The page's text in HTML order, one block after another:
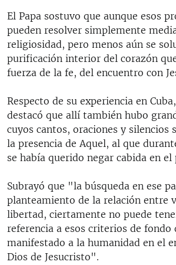
El Papa sostuvo que aunque esos
pueden resolver simplemente
religiosidad, pero menos aún se
purificación interior del corazón
fuerza de la fe, del encuentro con
Respecto de su experiencia en
destacó que allí también hubo
cuyos cantos, oraciones y silencios
la presencia de Aquel, al que
se había querido negar cabida en el
Subrayó que "la búsqueda en ese
planteamiento de la relación entre
libertad, ciertamente no puede
referencia a esos criterios de fondo
manifestado a la humanidad en el
Dios de Jesucristo".